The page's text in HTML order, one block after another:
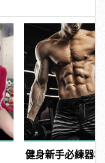
健身新手必練器